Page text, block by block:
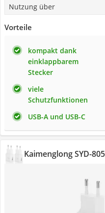
Nutzung über
Vorteile
kompakt dank
einklappbarem
Stecker
viele
Schutzfunktionen
USB-A und USB-C
Kaimenglong SYD-